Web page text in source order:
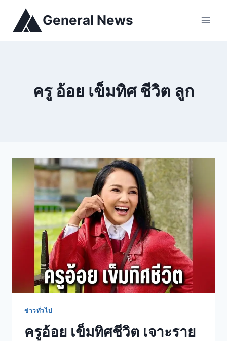
General News
ครู อ้อย เข็มทิศ ชีวิต ลูก
ข่าวทั่วไป
ครูอ้อย เข็มทิศชีวิต เจาะราย